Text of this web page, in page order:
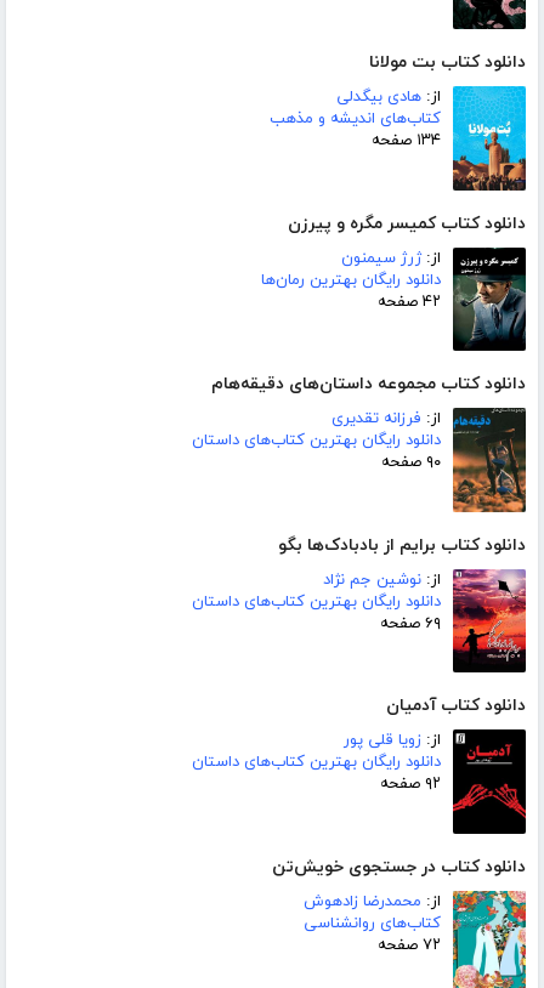
دانلود کتاب بت مولانا
از: هادی بیگدلی
کتاب‌های اندیشه و مذهب
۱۳۴ صفحه
دانلود کتاب کمیسر مگره و پیرزن
از:ژرژ سیمنون
دانلود رایگان بهترین رمان‌ها
۴۲ صفحه
دانلود کتاب مجموعه داستان‌های دقیقه‌هام
از: فرزانه تقدیری
دانلود رایگان بهترین کتاب‌های داستان
۹۰ صفحه
دانلود کتاب برایم از بادبادک‌ها بگو
از: نوشین جم نژاد
دانلود رایگان بهترین کتاب‌های داستان
۶۹ صفحه
دانلود کتاب آدمیان
از: زویا قلی پور
دانلود رایگان بهترین کتاب‌های داستان
۹۲ صفحه
دانلود کتاب در جستجوی خویش‌تن
از: محمدرضا زادهوش
کتاب‌های روانشناسی
۷۲ صفحه